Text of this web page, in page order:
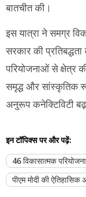
बातचीत की।
इस यात्रा ने समग्र
सरकार की
परियोजनाओं से क्षेत्र
समृद्ध और सांस्कृतिक
अनुरूप कनेक्टिविटी
इन टॉपिक्स पर और पढ़ें:
46 विकासात्मक
पीएम मोदी की ऐतिहासिक